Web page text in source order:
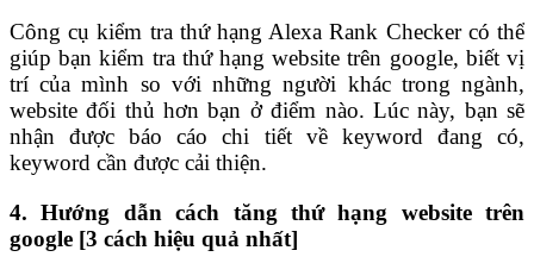
Công cụ kiểm tra thứ hạng Alexa Rank Checker có thể
giúp bạn kiểm tra thứ hạng website trên google, biết vị
trí của mình so với những người khác trong ngành,
website đối thủ hơn bạn ở điểm nào. Lúc này, bạn sẽ
nhận được báo cáo chi tiết về keyword đang có,
keyword cần được cải thiện.
4. Hướng dẫn cách tăng thứ hạng website trên
google [3 cách hiệu quả nhất]